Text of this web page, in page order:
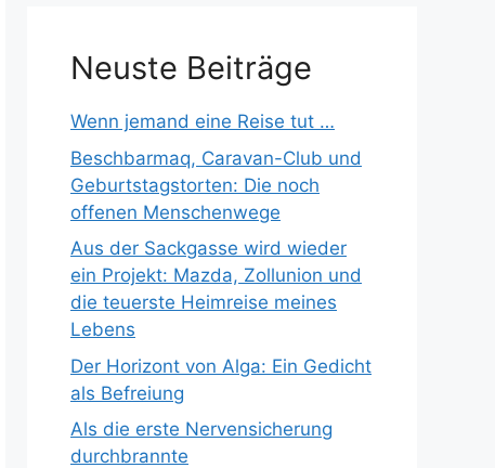
Neuste Beiträge
Wenn jemand eine Reise tut …
Beschbarmaq, Caravan-Club und
Geburtstagstorten: Die noch
offenen Menschenwege
Aus der Sackgasse wird wieder
ein Projekt: Mazda, Zollunion und
die teuerste Heimreise meines
Lebens
Der Horizont von Alga: Ein Gedicht
als Befreiung
Als die erste Nervensicherung
durchbrannte